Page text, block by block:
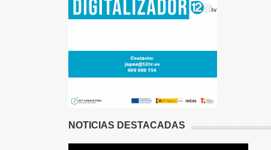
NOTICIAS DESTACADAS